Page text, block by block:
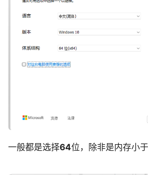
一般都是选择64位，除非是内存小